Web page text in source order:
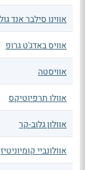
אווינו סילבר אנד
אוויס באדג'ט גרופ
אוויסטה
אוולו תרפיוטיקס
אוולון גלוב-קר
אוולונביי קומיוניטיז